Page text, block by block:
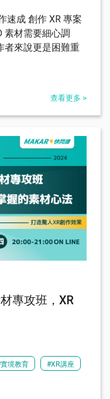
速成 創作 XR 專案
素材需要細心調
者來說更是困難重
查看更多 >
專攻班，XR
境教育 #XR講座